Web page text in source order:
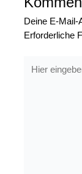
Deine E-Mail-
Erforderliche
eingeben…